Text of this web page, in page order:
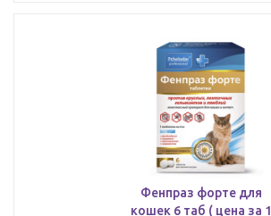
Фенпраз форте для
кошек 6 таб ( цена за 1